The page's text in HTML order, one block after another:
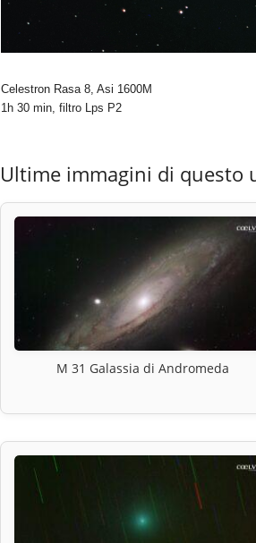
Celestron Rasa 8, Asi 1600M
1h 30 min, filtro Lps P2
Ultime immagini di questo
M 31 Galassia di Andromeda